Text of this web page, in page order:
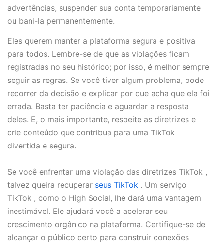
advertências, suspender sua conta temporariamente
ou bani-la permanentemente.
Eles querem manter a plataforma segura e positiva
para todos. Lembre-se de que as violações ficam
registradas no seu histórico; por isso, é melhor sempre
seguir as regras. Se você tiver algum problema, pode
recorrer da decisão e explicar por que acha que ela foi
errada. Basta ter paciência e aguardar a resposta
deles. E, o mais importante, respeite as diretrizes e
crie conteúdo que contribua para uma TikTok
divertida e segura.
Se você enfrentar uma violação das diretrizes TikTok ,
talvez queira recuperar seus TikTok . Um serviço
TikTok , como o High Social, lhe dará uma vantagem
inestimável. Ele ajudará você a acelerar seu
crescimento orgânico na plataforma. Certifique-se de
alcançar o público certo para construir conexões